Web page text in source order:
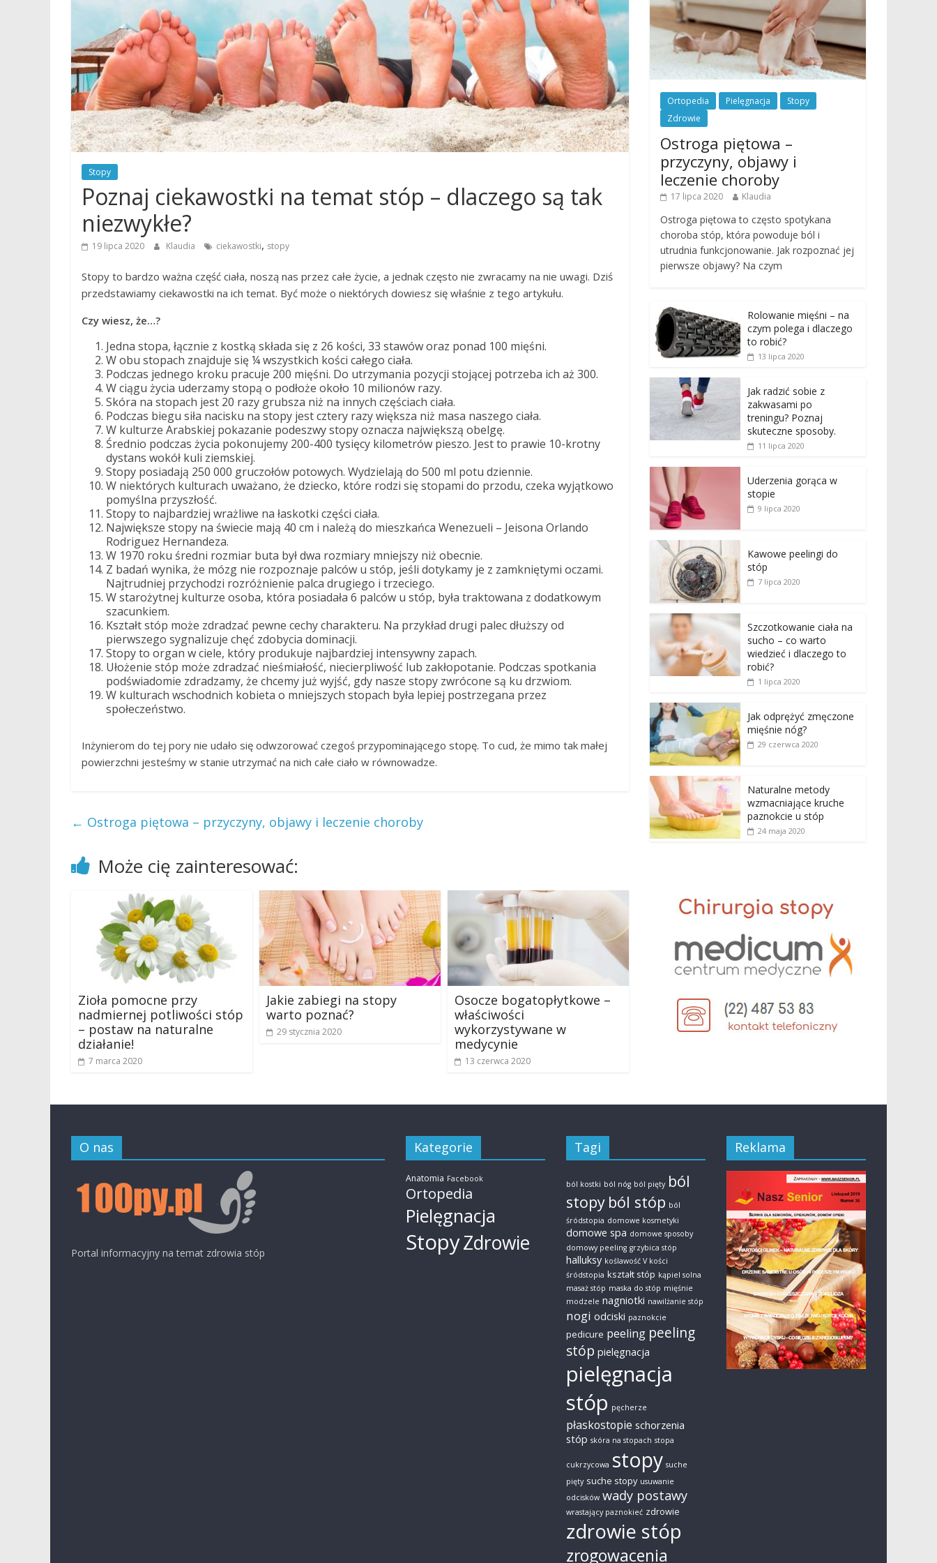
Stopy
Poznaj ciekawostki na temat stóp – dlaczego są tak
niezwykłe?
19 lipca 2020 Klaudia ciekawostki, stopy
Stopy to bardzo ważna część ciała, noszą nas przez całe życie, a jednak często nie zwracamy na nie uwagi. Dziś
przedstawiamy ciekawostki na ich temat. Być może o niektórych dowiesz się właśnie z tego artykułu.
Czy wiesz, że…?
Jedna stopa, łącznie z kostką składa się z 26 kości, 33 stawów oraz ponad 100 mięśni.
W obu stopach znajduje się ¼ wszystkich kości całego ciała.
Podczas jednego kroku pracuje 200 mięśni. Do utrzymania pozycji stojącej potrzeba ich aż 300.
W ciągu życia uderzamy stopą o podłoże około 10 milionów razy.
Skóra na stopach jest 20 razy grubsza niż na innych częściach ciała.
Podczas biegu siła nacisku na stopy jest cztery razy większa niż masa naszego ciała.
W kulturze Arabskiej pokazanie podeszwy stopy oznacza największą obelgę.
Średnio podczas życia pokonujemy 200-400 tysięcy kilometrów pieszo. Jest to prawie 10-krotny
dystans wokół kuli ziemskiej.
Stopy posiadają 250 000 gruczołów potowych. Wydzielają do 500 ml potu dziennie.
W niektórych kulturach uważano, że dziecko, które rodzi się stopami do przodu, czeka wyjątkowo
pomyślna przyszłość.
Stopy to najbardziej wrażliwe na łaskotki części ciała.
Największe stopy na świecie mają 40 cm i należą do mieszkańca Wenezueli – Jeisona Orlando
Rodriguez Hernandeza.
W 1970 roku średni rozmiar buta był dwa rozmiary mniejszy niż obecnie.
Z badań wynika, że mózg nie rozpoznaje palców u stóp, jeśli dotykamy je z zamkniętymi oczami.
Najtrudniej przychodzi rozróżnienie palca drugiego i trzeciego.
W starożytnej kulturze osoba, która posiadała 6 palców u stóp, była traktowana z dodatkowym
szacunkiem.
Kształt stóp może zdradzać pewne cechy charakteru. Na przykład drugi palec dłuższy od
pierwszego sygnalizuje chęć zdobycia dominacji.
Stopy to organ w ciele, który produkuje najbardziej intensywny zapach.
Ułożenie stóp może zdradzać nieśmiałość, niecierpliwość lub zakłopotanie. Podczas spotkania
podświadomie zdradzamy, że chcemy już wyjść, gdy nasze stopy zwrócone są ku drzwiom.
W kulturach wschodnich kobieta o mniejszych stopach była lepiej postrzegana przez
społeczeństwo.
Inżynierom do tej pory nie udało się odwzorować czegoś przypominającego stopę. To cud, że mimo tak małej
powierzchni jesteśmy w stanie utrzymać na nich całe ciało w równowadze.
← Ostroga piętowa – przyczyny, objawy i leczenie choroby
Może cię zainteresować:
Zioła pomocne przy
nadmiernej potliwości stóp
– postaw na naturalne
działanie!
7 marca 2020
Jakie zabiegi na stopy
warto poznać?
29 stycznia 2020
Osocze bogatopłytkowe –
właściwości
wykorzystywane w
medycynie
13 czerwca 2020
Ortopedia Pielęgnacja
Stopy
Zdrowie
Ostroga piętowa –
przyczyny, objawy i
leczenie choroby
17 lipca 2020 Klaudia
Ostroga piętowa to często spotykana
choroba stóp, która powoduje ból i
utrudnia funkcjonowanie. Jak rozpoznać jej
pierwsze objawy? Na czym
Rolowanie mięśni – na
czym polega i dlaczego
to robić?
13 lipca 2020
Jak radzić sobie z
zakwasami po
treningu? Poznaj
skuteczne sposoby.
11 lipca 2020
Uderzenia gorąca w
stopie
9 lipca 2020
Kawowe peelingi do
stóp
7 lipca 2020
Szczotkowanie ciała na
sucho – co warto
wiedzieć i dlaczego to
robić?
1 lipca 2020
Jak odprężyć zmęczone
mięśnie nóg?
29 czerwca 2020
Naturalne metody
wzmacniające kruche
paznokcie u stóp
24 maja 2020
O nas
Portal informacyjny na temat zdrowia stóp
Kategorie
Anatomia Facebook
Ortopedia
Pielęgnacja
StopyZdrowie
Tagi
ból kostki ból nóg ból pięty ból
stopy ból stóp ból
śródstopia domowe kosmetyki
domowe spa domowe sposoby
domowy peeling grzybica stóp
halluksy koślawość V kości
śródstopia kształt stóp kąpiel solna
masaż stóp maska do stóp mięśnie
modzele nagniotki nawilżanie stóp
nogi odciski paznokcie
pedicure peeling peeling
stóp pielęgnacja
pielęgnacja
stóp pęcherze
płaskostopie schorzenia
stóp skóra na stopach stopa
cukrzycowa stopy suche
pięty suche stopy usuwanie
odcisków wady postawy
wrastający paznokieć zdrowie
zdrowie stóp
zrogowacenia
Reklama